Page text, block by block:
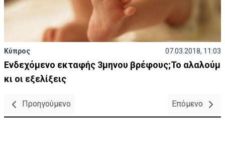
Κύπρος 07.03.2018, 11:03
Ενδεχόμενο εκταφής 3μηνου βρέφους;Το αλαλούμ
κι οι εξελίξεις
Προηγούμενο Επόμενο